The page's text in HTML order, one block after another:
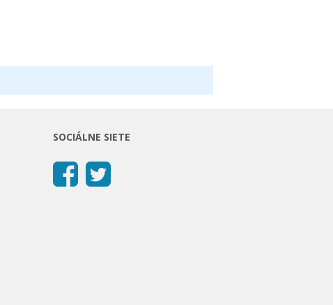
SOCIÁLNE SIETE